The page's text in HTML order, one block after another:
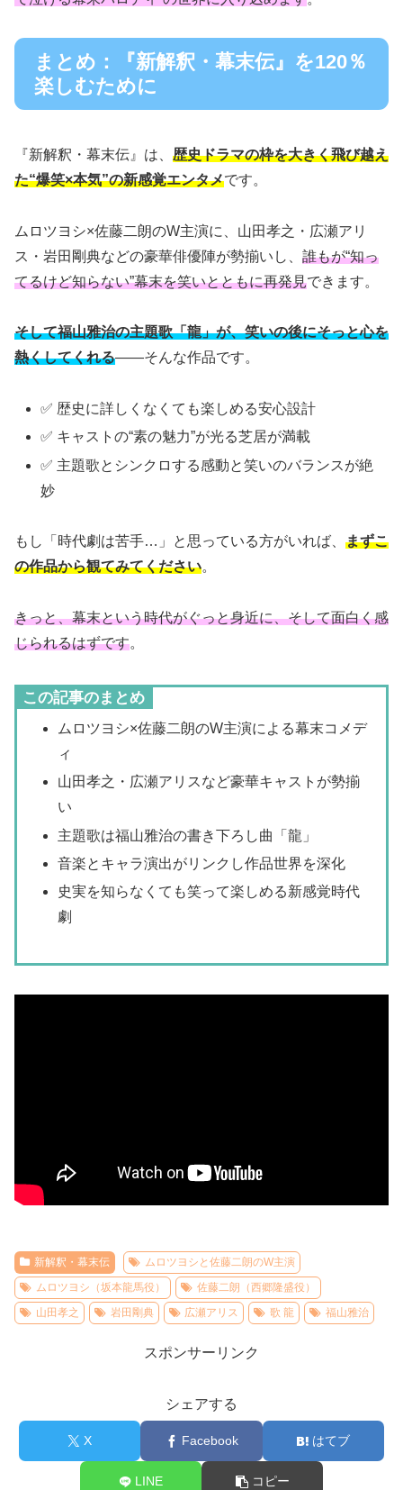
まとめ：『新解釈・幕末伝』を120％
楽しむために
『新解釈・幕末伝』は、 歴史ドラマの枠を大きく飛び越え
た“爆笑×本気”の新感覚エンタメです。
ムロツヨシ×佐藤二朗のW主演に、山田孝之・広瀬アリ
ス・岩田剛典などの豪華俳優陣が勢揃いし、 誰もが“知っ
てるけど知らない”幕末を笑いとともに再発見できます。
そして福山雅治の主題歌「龍」が、笑いの後にそっと心を
熱くしてくれる――そんな作品です。
✅ 歴史に詳しくなくても楽しめる安心設計
✅ キャストの“素の魅力”が光る芝居が満載
✅ 主題歌とシンクロする感動と笑いのバランスが絶
妙
もし「時代劇は苦手…」と思っている方がいれば、 まずこ
の作品から観てみてください。
きっと、幕末という時代がぐっと身近に、そして面白く感
じられるはずです。
この記事のまとめ
ムロツヨシ×佐藤二朗のW主演による幕末コメデ
ィ
山田孝之・広瀬アリスなど豪華キャストが勢揃
い
主題歌は福山雅治の書き下ろし曲「龍」
音楽とキャラ演出がリンクし作品世界を深化
史実を知らなくても笑って楽しめる新感覚時代
劇
新解釈・幕末伝
ムロツヨシと佐藤二朗のW主演
ムロツヨシ（坂本龍馬役）
佐藤二朗（西郷隆盛役）
山田孝之
岩田剛典 広瀬アリス 歌 龍 福山雅治
スポンサーリンク
シェアする
X Facebook はてブ
LINE コピー